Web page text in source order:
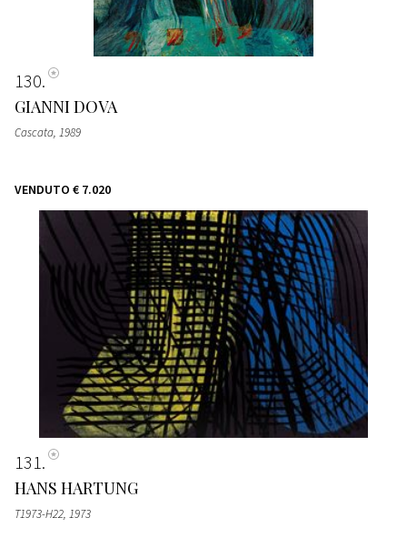
130
GIANNI DOVA
Cascata, 1989
VENDUTO € 7.020
131
HANS HARTUNG
T1973-H22, 1973